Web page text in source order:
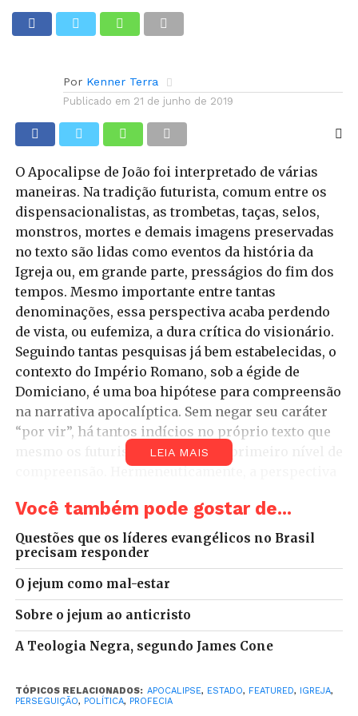
para Jesus em SP
Por Kenner Terra
Publicado em 21 de junho de 2019
O Apocalipse de João foi interpretado de várias
maneiras. Na tradição futurista, comum entre os
dispensacionalistas, as trombetas, taças, selos,
monstros, mortes e demais imagens preservadas
no texto são lidas como eventos da história da
Igreja ou, em grande parte, presságios do fim dos
tempos. Mesmo importante entre tantas
denominações, essa perspectiva acaba perdendo
de vista, ou eufemiza, a dura crítica do visionário.
Seguindo tantas pesquisas já bem estabelecidas, o
contexto do Império Romano, sob a égide de
Domiciano, é uma boa hipótese para compreensão
na narrativa apocalíptica. Sem negar seu caráter
“por vir”, há tantos indícios no próprio texto que
mesmo os futuristas admitirão o primeiro nível de
sua falsa paz,Pax Romana, serve-nos ótimos
óculos para interpretação e leitura contextual.
Mais do que fonte de antecipação para eventos
futuros, esse horizonte ajuda-nos analisar, à luz
das Escrituras, a relação da igreja brasileira com o
Estado.
Entre os textos do Apocalipse, o capítulo 13 é o
precisamos dar uma olhada na narrativa anterior,
Ap 12, no qual aparece uma mulher vestida de sol
LEIA MAIS
Você também pode gostar de...
Questões que os líderes evangélicos no Brasil
precisam responder
O jejum como mal-estar
Sobre o jejum ao anticristo
A Teologia Negra, segundo James Cone
TÓPICOS RELACIONADOS: APOCALIPSE, ESTADO, FEATURED, IGREJA,
PERSEGUIÇÃO, POLÍTICA, PROFECIA